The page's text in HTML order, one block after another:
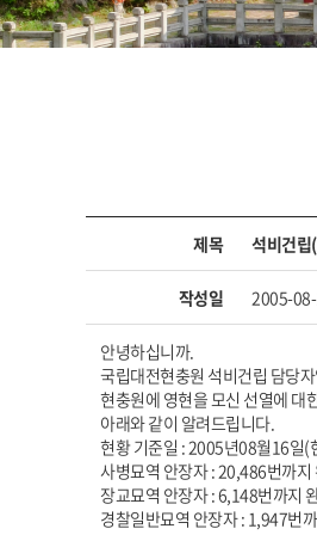
제목 석비건립
작성일 2005-
안녕하십니까.
국립대전현충원 석비건립 담당
현충원에 영현을 모신 선열에 대
아래와 같이 알려드립니다.
현황 기준일 : 2005년08월16일(
사병묘역 안장자 : 20,486번까지
장교묘역 안장자 : 6,148번까지
경찰일반묘역 안장자 : 1,947번